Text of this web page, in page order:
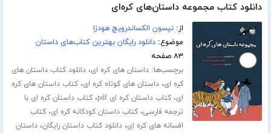
دانلود کتاب مجموعه داستان‌های کره‌ای
از:نیسون الکساندرویچ هودزا
موضوع:دانلود رایگان بهترین کتاب‌های داستان
۸۳ صفحه
برچسب‌ها:داستان های کره ای،دانلود کتاب داستان های
کره ای،داستان های کوتاه کره ای،کتاب داستان های کره
ای،کتاب داستان کره ای pdf ،کتاب داستان کره ای با
ترجمه فارسی،کتاب داستان کودکانه کره ای،کتاب
افسانه های کره ای،دانلود کتاب داستان رایگان،داستان